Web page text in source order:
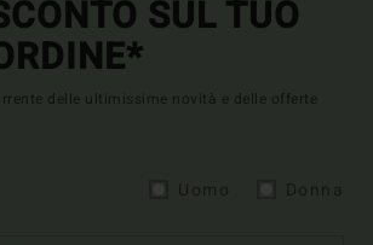
SUL TUO
delle ultimissime novità e delle offerte